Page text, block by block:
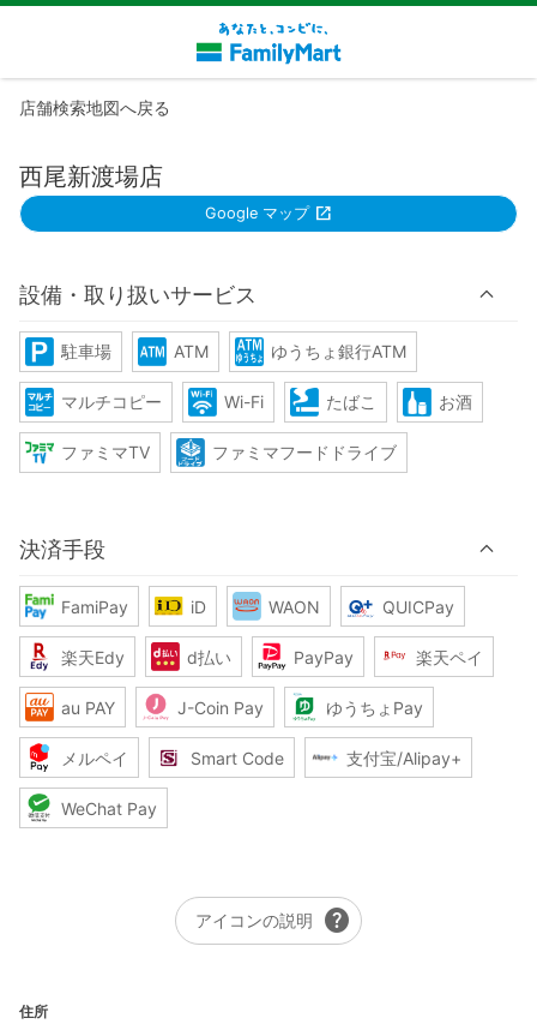
店舗検索地図へ戻る
西尾新渡場店
Google マップ
設備・取り扱いサービス
駐車場 ATM ゆうちょ銀行ATM
マルチコピー Wi-Fi たばこ お酒
ファミマTV ファミマフードドライブ
決済手段
FamiPay iD WAON QUICPay
楽天Edy d払い PayPay 楽天ペイ
au PAY J-Coin Pay ゆうちょPay
メルペイ Smart Code 支付宝/Alipay+
WeChat Pay
アイコンの説明 help
住所